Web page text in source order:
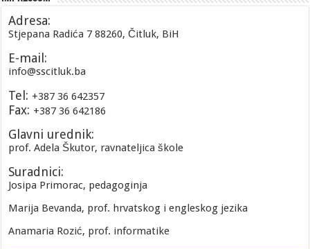
Adresa:
Stjepana Radića 7 88260, Čitluk, BiH
E-mail:
info@sscitluk.ba
Tel: +387 36 642357
Fax: +387 36 642186
Glavni urednik:
prof. Adela Škutor, ravnateljica škole
Suradnici:
Josipa Primorac, pedagoginja
Marija Bevanda, prof. hrvatskog i engleskog jezika
Anamaria Rozić, prof. informatike